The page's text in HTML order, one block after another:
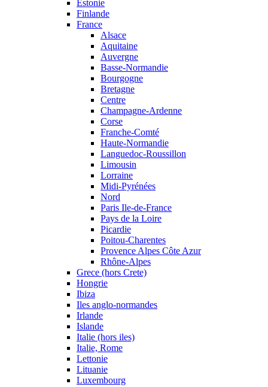
Estonie
Finlande
France
Alsace
Aquitaine
Auvergne
Basse-Normandie
Bourgogne
Bretagne
Centre
Champagne-Ardenne
Corse
Franche-Comté
Haute-Normandie
Languedoc-Roussillon
Limousin
Lorraine
Midi-Pyrénées
Nord
Paris Ile-de-France
Pays de la Loire
Picardie
Poitou-Charentes
Provence Alpes Côte Azur
Rhône-Alpes
Grece (hors Crete)
Hongrie
Ibiza
Iles anglo-normandes
Irlande
Islande
Italie (hors iles)
Italie, Rome
Lettonie
Lituanie
Luxembourg